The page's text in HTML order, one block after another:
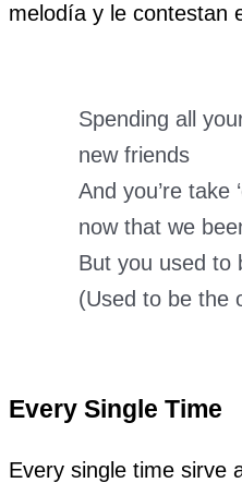
melodía y le contestan
Spending all
new friends
And you’re take
now that we
But you used to
(Used to be the
Every Single Time
Every single time sirve